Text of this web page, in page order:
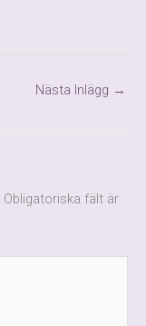
Nästa Inlägg →
Obligatoriska fält är